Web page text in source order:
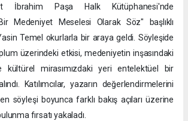
İbrahim Paşa Halk Kütüphanesi'nde
Medeniyet Meselesi Olarak Söz" başlıklı
Temel okurlarla bir araya geldi. Söyleşide
üzerindeki etkisi, medeniyetin inşasındaki
kültürel mirasımızdaki yeri entelektüel bir
Katılımcılar, yazarın değerlendirmelerini
söyleşi boyunca farklı bakış açıları üzerine
fırsatı yakaladı.